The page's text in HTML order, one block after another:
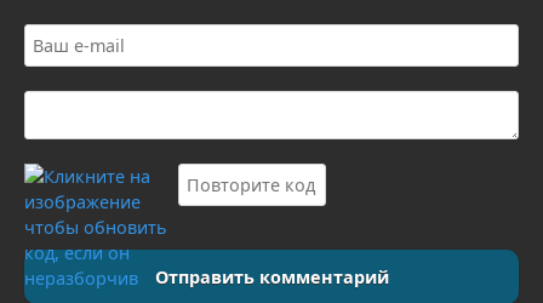
Отправить комментарий